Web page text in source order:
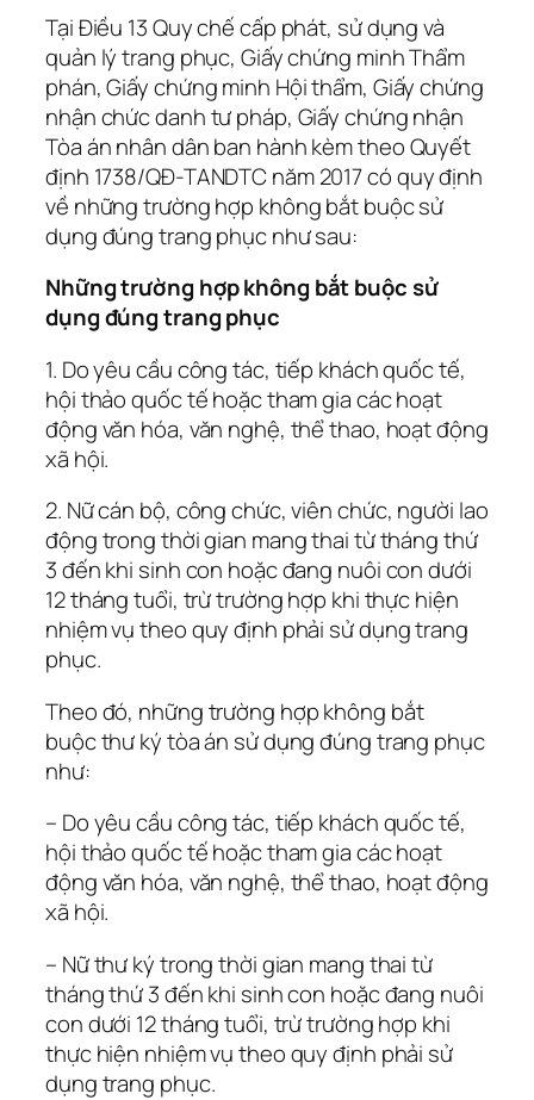
Tại Điều 13 Quy chế cấp phát, sử dụng và
quản lý trang phục, Giấy chứng minh Thẩm
phán, Giấy chứng minh Hội thẩm, Giấy chứng
nhận chức danh tư pháp, Giấy chứng nhận
Tòa án nhân dân ban hành kèm theo Quyết
định 1738/QĐ-TANDTC năm 2017 có quy định
về những trường hợp không bắt buộc sử
dụng đúng trang phục như sau:
Những trường hợp không bắt buộc sử
dụng đúng trang phục
1. Do yêu cầu công tác, tiếp khách quốc tế,
hội thảo quốc tế hoặc tham gia các hoạt
động văn hóa, văn nghệ, thể thao, hoạt động
xã hội.
2. Nữ cán bộ, công chức, viên chức, người lao
động trong thời gian mang thai từ tháng thứ
3 đến khi sinh con hoặc đang nuôi con dưới
12 tháng tuổi, trừ trường hợp khi thực hiện
nhiệm vụ theo quy định phải sử dụng trang
phục.
Theo đó, những trường hợp không bắt
buộc thư ký tòa án sử dụng đúng trang phục
như:
– Do yêu cầu công tác, tiếp khách quốc tế,
hội thảo quốc tế hoặc tham gia các hoạt
động văn hóa, văn nghệ, thể thao, hoạt động
xã hội.
– Nữ thư ký trong thời gian mang thai từ
tháng thứ 3 đến khi sinh con hoặc đang nuôi
con dưới 12 tháng tuổi, trừ trường hợp khi
thực hiện nhiệm vụ theo quy định phải sử
dụng trang phục.